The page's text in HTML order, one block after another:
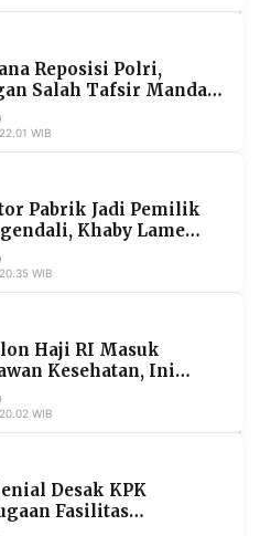
Reposisi Polri,
Salah Tafsir Mandat
WIB
Pabrik Jadi Pemilik
Khaby Lame
WIB
Haji RI Masuk
Kesehatan, Ini
WIB
Desak KPK
Fasilitas
Kemenkeu